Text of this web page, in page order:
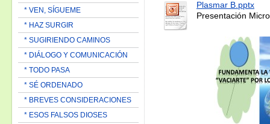
* VEN, SÍGUEME
* HAZ SURGIR
* SUGIRIENDO CAMINOS
* DIÁLOGO Y COMUNICACIÓN
* TODO PASA
* SÉ ORDENADO
* BREVES CONSIDERACIONES
* ESOS FALSOS DIOSES
Plasmar B.pptx
Presentación